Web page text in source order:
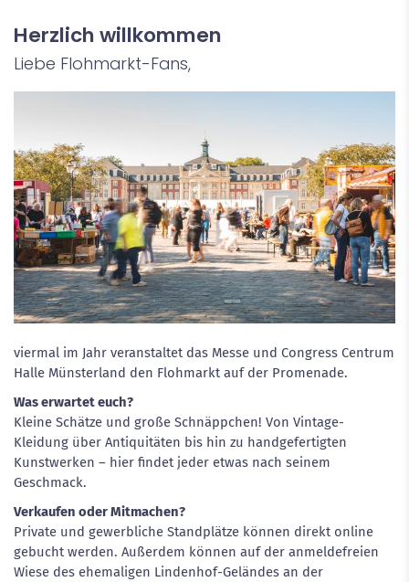
Herzlich willkommen
Liebe Flohmarkt-Fans,
viermal im Jahr veranstaltet das Messe und Congress Centrum
Halle Münsterland den Flohmarkt auf der Promenade.
Was erwartet euch?
Kleine Schätze und große Schnäppchen! Von Vintage-
Kleidung über Antiquitäten bis hin zu handgefertigten
Kunstwerken – hier findet jeder etwas nach seinem
Geschmack.
Verkaufen oder Mitmachen?
Private und gewerbliche Standplätze können direkt online
gebucht werden. Außerdem können auf der anmeldefreien
Wiese des ehemaligen Lindenhof-Geländes an der